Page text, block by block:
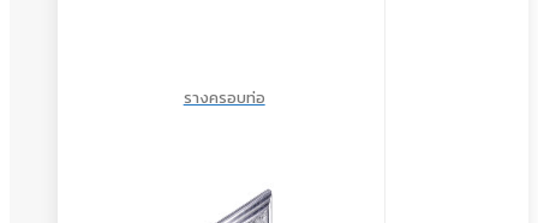
รางครอบท่อ